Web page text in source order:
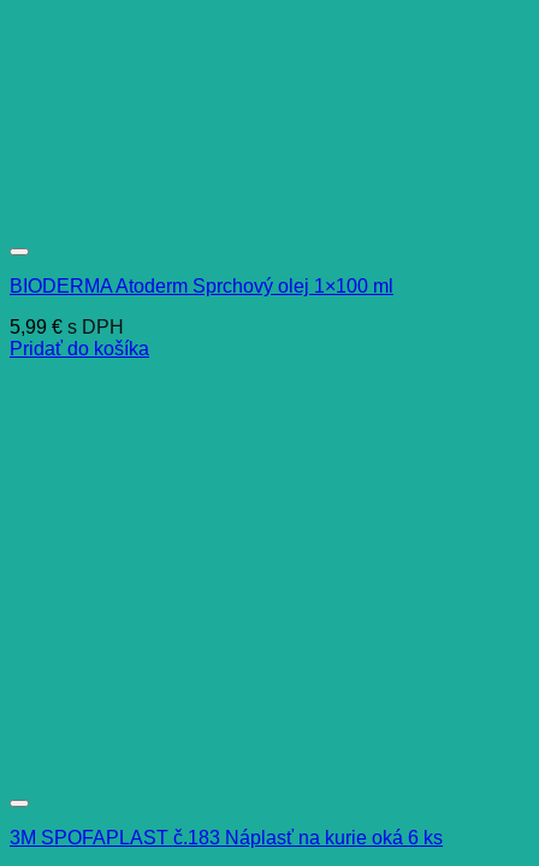
BIODERMA Atoderm Sprchový olej 1×100 ml
5,99 € s DPH
Pridať do košíka
3M SPOFAPLAST č.183 Náplasť na kurie oká 6 ks